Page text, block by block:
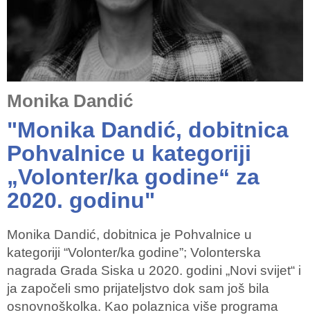
Monika Dandić
"Monika Dandić, dobitnica
Pohvalnice u kategoriji
„Volonter/ka godine“ za
2020. godinu"
Monika Dandić, dobitnica je Pohvalnice u
kategoriji “Volonter/ka godine”; Volonterska
nagrada Grada Siska u 2020. godini „Novi svijet“ i
ja započeli smo prijateljstvo dok sam još bila
osnovnoškolka. Kao polaznica više programa